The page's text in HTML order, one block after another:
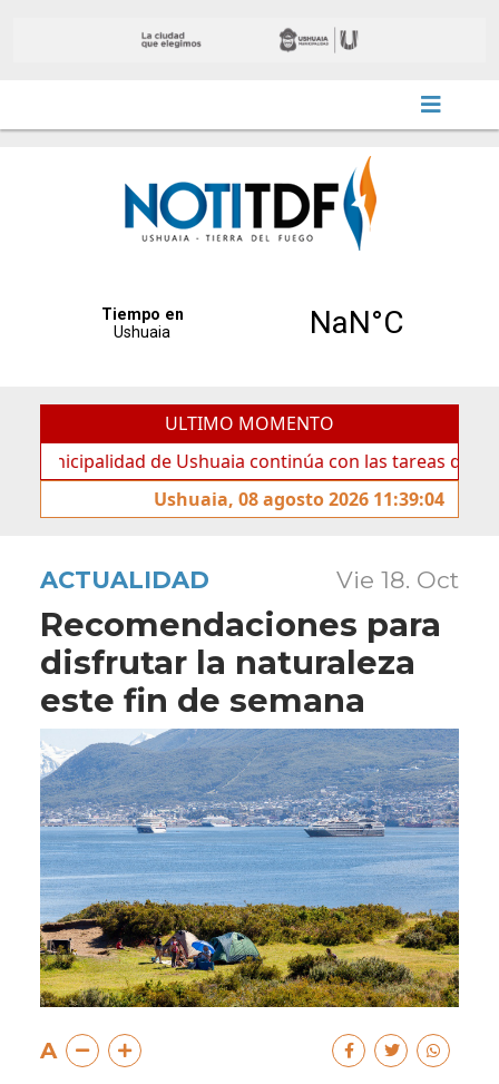
ULTIMO MOMENTO
de Ushuaia continúa con las tareas de
Ushuaia, 08 agosto 2026 11:39:04
ACTUALIDAD Vie 18. Oct
Recomendaciones para
disfrutar la naturaleza
este fin de semana
A